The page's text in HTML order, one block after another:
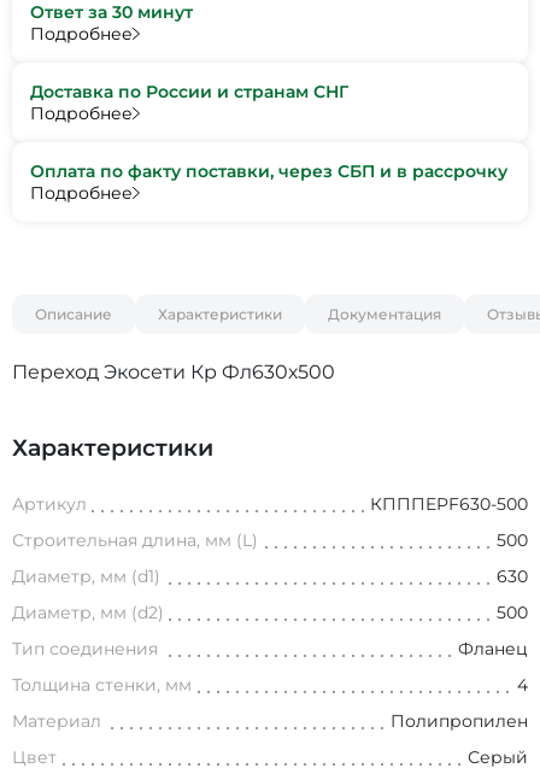
Ответ за 30 минут
Подробнее
Доставка по России и странам СНГ
Подробнее
Оплата по факту поставки, через СБП и в рассрочку
Подробнее
Описание Характеристики Документация
Переход Экосети Кр Фл630х500
Характеристики
Артикул
КПППEPF630-500
Строительная длина, мм (L)
500
Диаметр, мм (d1)
630
Диаметр, мм (d2)
500
Тип соединения
Фланец
Толщина стенки, мм
4
Материал
Полипропилен
Цвет
Серый